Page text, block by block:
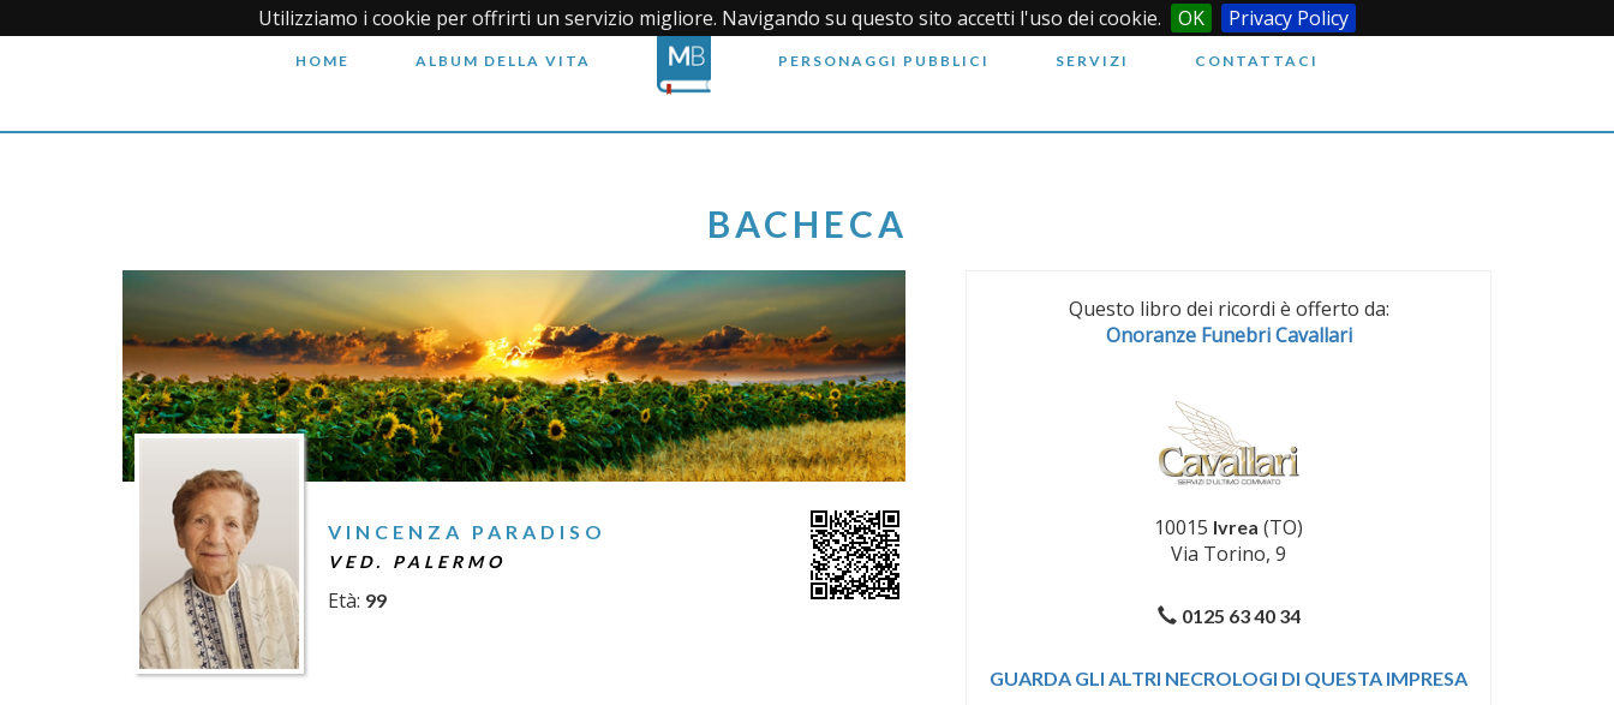
Utilizziamo i cookie per offrirti un servizio migliore. Navigando su questo sito accetti l'uso dei cookie. OK Privacy Policy
HOME ALBUM DELLA VITA PERSONAGGI PUBBLICI SERVIZI CONTATTACI
BACHECA
VINCENZA PARADISO
VED. PALERMO
Età: 99
Questo libro dei ricordi è offerto da:
Onoranze Funebri Cavallari
10015 Ivrea (TO)
Via Torino, 9
0125 63 40 34
GUARDA GLI ALTRI NECROLOGI DI QUESTA IMPRESA